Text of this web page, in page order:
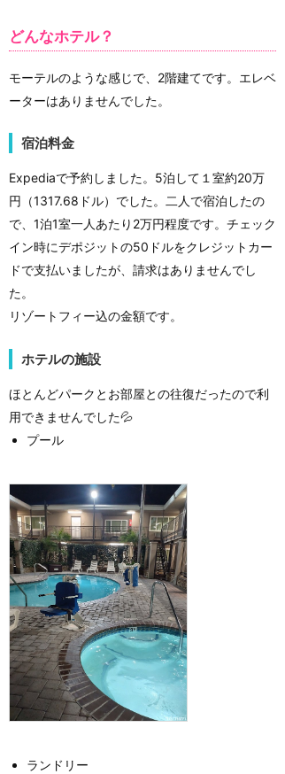
どんなホテル？
モーテルのような感じで、2階建てです。エレベ
ーターはありませんでした。
宿泊料金
Expediaで予約しました。5泊して１室約20万
円（1317.68ドル）でした。二人で宿泊したの
で、1泊1室一人あたり2万円程度です。チェック
イン時にデポジットの50ドルをクレジットカー
ドで支払いましたが、請求はありませんでし
た。
リゾートフィー込の金額です。
ホテルの施設
ほとんどパークとお部屋との往復だったので利
用できませんでした💦
プール
ランドリー